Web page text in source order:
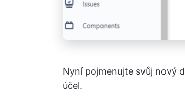
Nyní pojmenujte svůj nový
účel.